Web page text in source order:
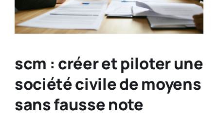
scm : créer et piloter une
société civile de moyens
sans fausse note